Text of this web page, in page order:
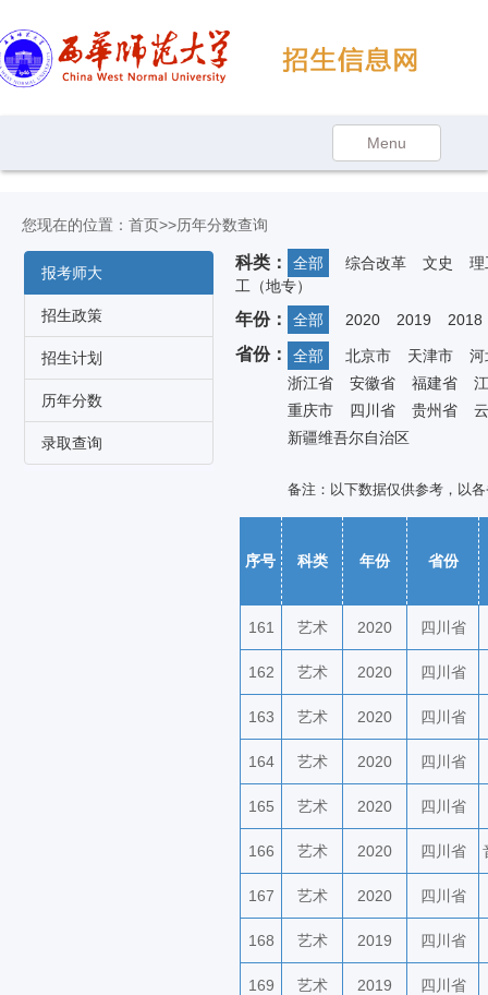
您现在的位置： 首页>>历年分数查询
报考师大
招生政策
招生计划
历年分数
录取查询
科类： 全部 综合改革 文史
理
工（地专）
年份： 全部 2020 2019 2018
省份： 全部 北京市 天津市
河
浙江省
安徽省 福建省
重庆市
四川省 贵州省
新疆维吾尔自治区
备注：以下数据仅供参考，以
序号 科类 年份 省份
161 艺术 2020 四川省
162 艺术 2020 四川省
163 艺术 2020 四川省
164 艺术 2020 四川省
165 艺术 2020 四川省
166 艺术 2020 四川省
167 艺术 2020 四川省
168 艺术 2019 四川省
169 艺术 2019 四川省